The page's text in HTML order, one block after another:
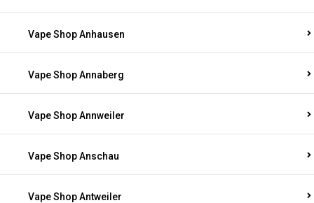
Vape Shop Anhausen
Vape Shop Annaberg
Vape Shop Annweiler
Vape Shop Anschau
Vape Shop Antweiler